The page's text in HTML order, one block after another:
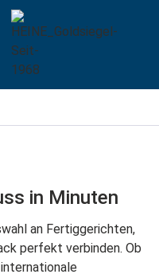
in Minuten
an Fertiggerichten,
perfekt verbinden. Ob